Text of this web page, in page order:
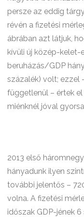
persze az eddig
révén a fizetési
ábrában azt látjuk,
kívüli új közép-kelet-
beruházás/GDP
százalék) volt; ezzel
függetlenül – értek
miénknél jóval
2013 első
hányadunk ilyen
további jelentős –
volna. A fizetési
időszak GDP-jének